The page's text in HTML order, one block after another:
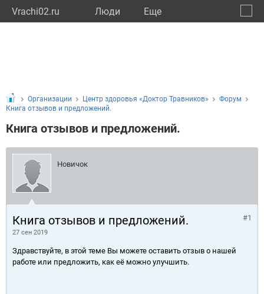
Vrachi02.ru Люди Eще
Организации Центр здоровья «Доктор Травников»
Форум
Книга отзывов и предложений.
Книга отзывов и предложений.
Новичок
Книга отзывов и предложений.
27 сен 2019
#1
Здравствуйте, в этой теме Вы можете оставить отзыв о нашей
работе или предложить, как её можно улучшить.